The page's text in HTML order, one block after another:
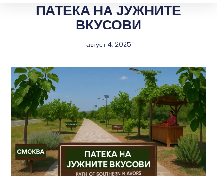
ПАТЕКА НА ЈУЖНИТЕ
ВКУСОВИ
август 4, 2025